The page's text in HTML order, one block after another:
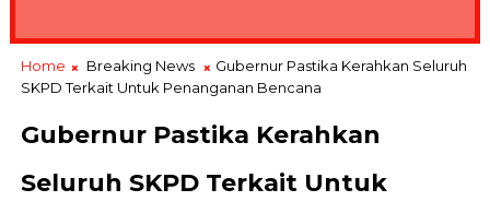
Home Breaking News
Gubernur Pastika Kerahkan Seluruh
SKPD Terkait Untuk Penanganan Bencana
Gubernur Pastika Kerahkan
Seluruh SKPD Terkait Untuk